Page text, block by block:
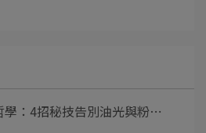
學：4招秘技告別油光與粉⋯